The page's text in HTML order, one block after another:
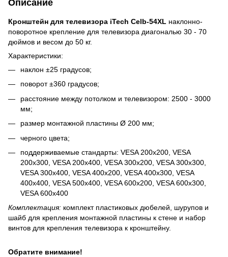
Описание
Кронштейн для телевизора iTech Celb-54XL наклонно-
поворотное крепление для телевизора диагональю 30 - 70
дюймов и весом до 50 кг.
Характеристики:
наклон ±25 градусов;
поворот ±360 градусов;
расстояние между потолком и телевизором: 2500 - 3000
мм;
размер монтажной пластины Ø 200 мм;
черного цвета;
поддерживаемые стандарты: VESA 200x200, VESA
200x300, VESA 200x400, VESA 300x200, VESA 300x300,
VESA 300x400, VESA 400x200, VESA 400x300, VESA
400x400, VESA 500x400, VESA 600x200, VESA 600x300,
VESA 600x400
Комплектация: комплект пластиковых дюбелей, шурупов и
шайб для крепления монтажной пластины к стене и набор
винтов для крепления телевизора к кронштейну.
Обратите внимание!